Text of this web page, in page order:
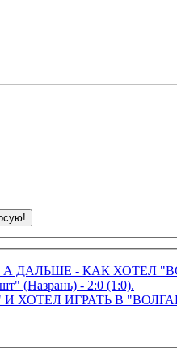
ДАЛЬШЕ - КАК ХОТЕЛ
(Назрань) - 2:0 (1:0).
ХОТЕЛ ИГРАТЬ В